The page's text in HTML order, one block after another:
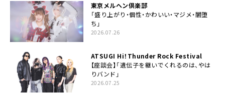
東京メルヘン倶楽部
「盛り上がり・個性・かわいい・マジメ・闇堕
ち」
2026.07.26
ATSUGI Hi！Thunder Rock Festival
【座談会】「遺伝子を継いでくれるのは、やは
りバンド」
2026.07.25